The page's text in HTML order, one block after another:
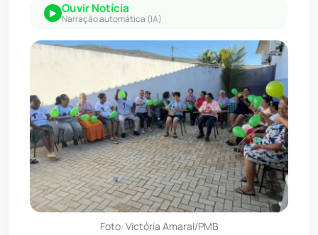
Ouvir Notícia
Narração automática (IA)
Foto: Victória Amaral/PMB